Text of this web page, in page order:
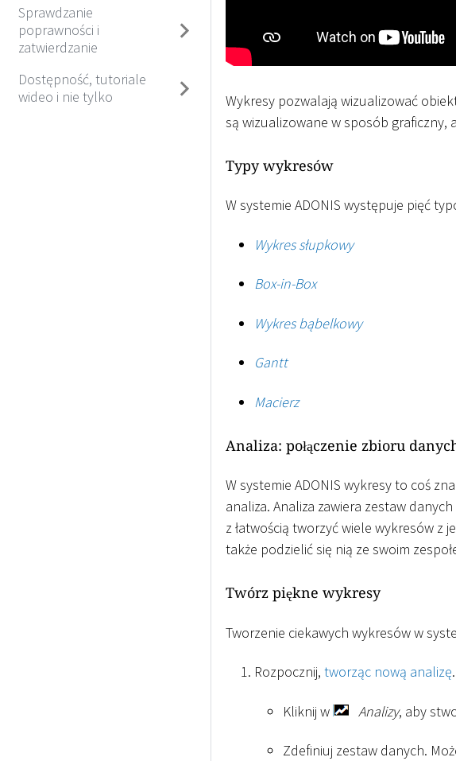
Sprawdzanie
poprawności i
zatwierdzanie
Dostępność, tutoriale
wideo i nie tylko
Wykresy pozwalają wizualizować
są wizualizowane w sposób graficzny,
Typy wykresów
W systemie ADONIS występuje pięć
Wykres słupkowy
Box-in-Box
Wykres bąbelkowy
Gantt
Macierz
Analiza: połączenie zbioru
W systemie ADONIS wykresy to coś
analiza. Analiza zawiera zestaw
z łatwością tworzyć wiele wykresów z
także podzielić się nią ze swoim
Twórz piękne wykresy
Tworzenie ciekawych wykresów w
Rozpocznij, tworząc nową analizę.
Kliknij w Analizy, aby
Zdefiniuj zestaw danych.